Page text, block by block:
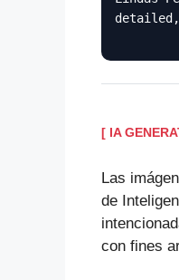
[ IA
Las
de
con fines